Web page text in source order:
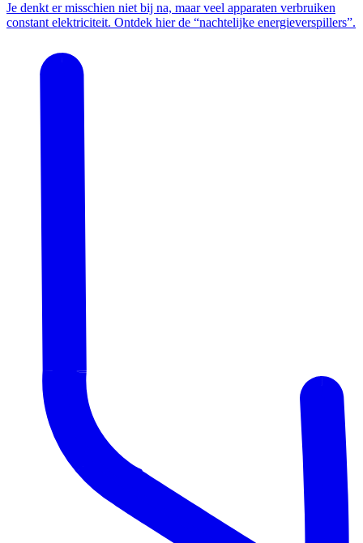
Je denkt er misschien niet bij na, maar veel apparaten verbruiken
constant elektriciteit. Ontdek hier de “nachtelijke energieverspillers”.